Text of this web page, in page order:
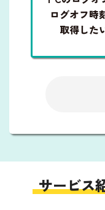
ログオフ時
取得した
サービス